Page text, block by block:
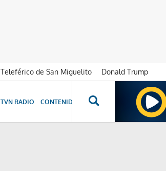
Teleférico de San Miguelito
Donald Trump
TVN RADIO CONTENIDOS ESPECIALES NOVELAS